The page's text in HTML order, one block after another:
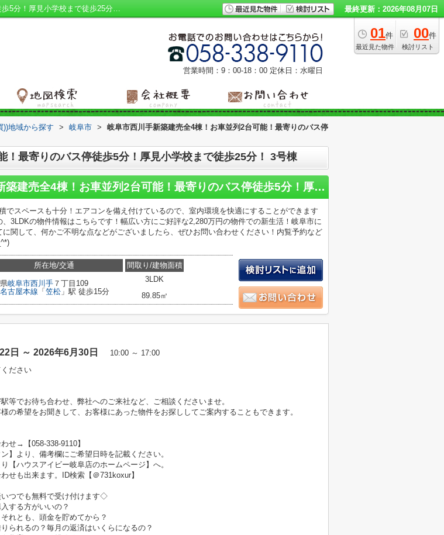
岐阜市西川手新築建売全4棟！お車並列2台可能！最寄りのバス停徒歩5分！厚見小学校まで徒歩25分！3号棟｜追焚機能浴室 南側道路面す エアコン 平坦地 玄関ホール｜岐阜市の建売｜ハウスアイビー 岐阜店 最終更新：2026年08月07日
01件
最近見た物件
00件
検討リスト
営業時間：9：00‐18：00 定休日：水曜日
))地域から探す > 岐阜市 >
岐阜市西川手新築建売全4棟！お車並列2台可能！最寄りのバス停
！最寄りのバス停徒歩5分！厚見小学校まで徒歩25分！ 3号棟
岐阜市西川手新築建売全4棟！お車並列2台可能！最寄りのバス停徒歩5分！厚見小学校まで徒歩25分！
でスペースも十分！エアコンを備え付けているので、室内環境を快適にすることができます
、3LDKの物件情報はこちらです！幅広い方にご好評な2,280万円の物件での新生活！岐阜市に
関して、何かご不明な点などがございましたら、ぜひお問い合わせください！内覧予約など
所在地/交通
岐阜市西川手 ７丁目109
古屋本線 「 笠松 」駅 徒歩15分
間取り/建物面積
3LDK
89.85㎡
日 ～ 2026年6月30日
10:00 ～ 17:00
ださい
等でお待ち合わせ、弊社へのご来社など、ご相談くださいませ。
の希望をお聞きして、お客様にあった物件をお探ししてご案内することもできます。
せ→【058-338-9110】
】より、備考欄にご希望日時を記載ください。
【ハウスアイビー岐阜店のホームページ】へ。
せも出来ます。ID検索【＠731koxur】
つでも無料で受け付けます◇
する方がいいの？
れとも、頭金を貯めてから？
られるの？毎月の返済はいくらになるの？